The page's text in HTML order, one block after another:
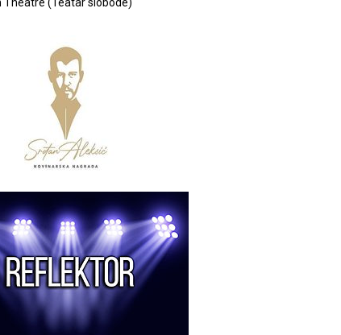
Theatre (Teatar slobode)